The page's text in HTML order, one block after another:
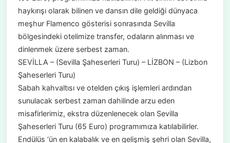
haykırışı olarak bilinen ve dansın dile geldiği dünyaca
meşhur Flamenco gösterisi sonrasında Sevilla
bölgesindeki otelimize transfer, odaların alınması ve
dinlenmek üzere serbest zaman.
SEVİLLA – (Sevilla Şaheserleri Turu) – LİZBON – (Lizbon
Şaheserleri Turu)
Sabah kahvaltısı ve otelden çıkış işlemleri ardından
sunulacak serbest zaman dahilinde arzu eden
misafirlerimiz, ekstra düzenlenecek olan Sevilla
Şaheserleri Turu (65 Euro) programımıza katılabilirler.
Endülüs ‘ün en kalabalık ve en gelişmiş şehri olan Sevilla,